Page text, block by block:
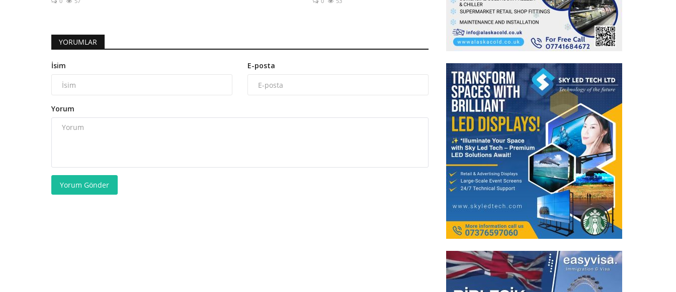
YORUMLAR
İsim E-posta
Yorum
Yorum Gönder